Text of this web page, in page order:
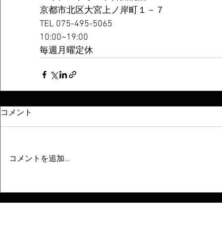
京都市北区大宮上ノ岸町１－７
TEL 075-495-5065
10:00~19:00
毎週月曜定休
コメント
コメントを追加…